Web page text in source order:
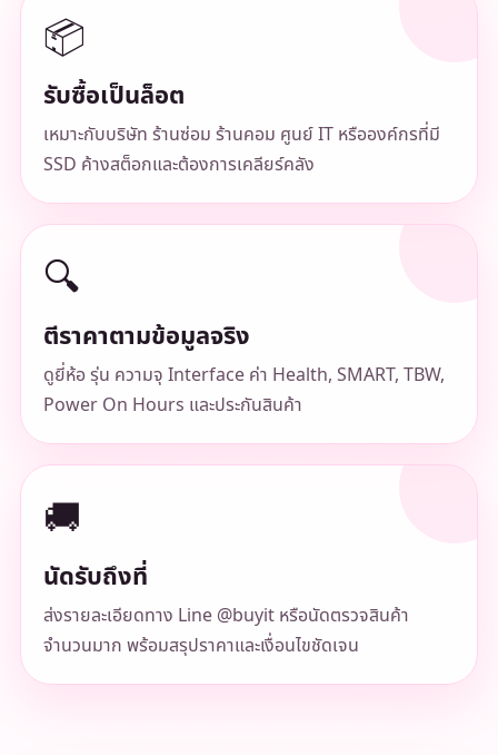
📦
รับซื้อเป็นล็อต
เหมาะกับบริษัท ร้านซ่อม ร้านคอม ศูนย์ IT หรือองค์กรที่มี
SSD ค้างสต็อกและต้องการเคลียร์คลัง
🔍
ตีราคาตามข้อมูลจริง
ดูยี่ห้อ รุ่น ความจุ Interface ค่า Health, SMART, TBW,
Power On Hours และประกันสินค้า
🚚
นัดรับถึงที่
ส่งรายละเอียดทาง Line @buyit หรือนัดตรวจสินค้า
จำนวนมาก พร้อมสรุปราคาและเงื่อนไขชัดเจน